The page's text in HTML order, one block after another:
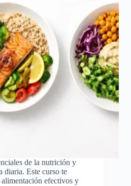
de la nutrición y
diaria. Este curso te
alimentación efectivos y